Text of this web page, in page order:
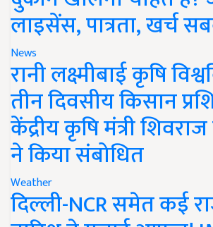
लाइसेंस, पात्रता, खर्च
News
रानी लक्ष्मीबाई कृषि
तीन दिवसीय किसान
केंद्रीय कृषि मंत्री
ने किया संबोधित
Weather
दिल्ली-NCR समेत कई